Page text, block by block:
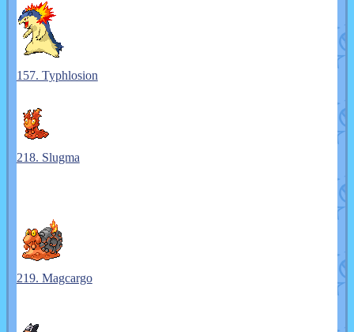
157. Typhlosion
218. Slugma
219. Magcargo